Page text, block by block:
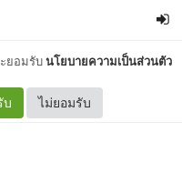
ยอมรับนโยบายความเป็นส่วนตัว
บ ไม่ยอมรับ